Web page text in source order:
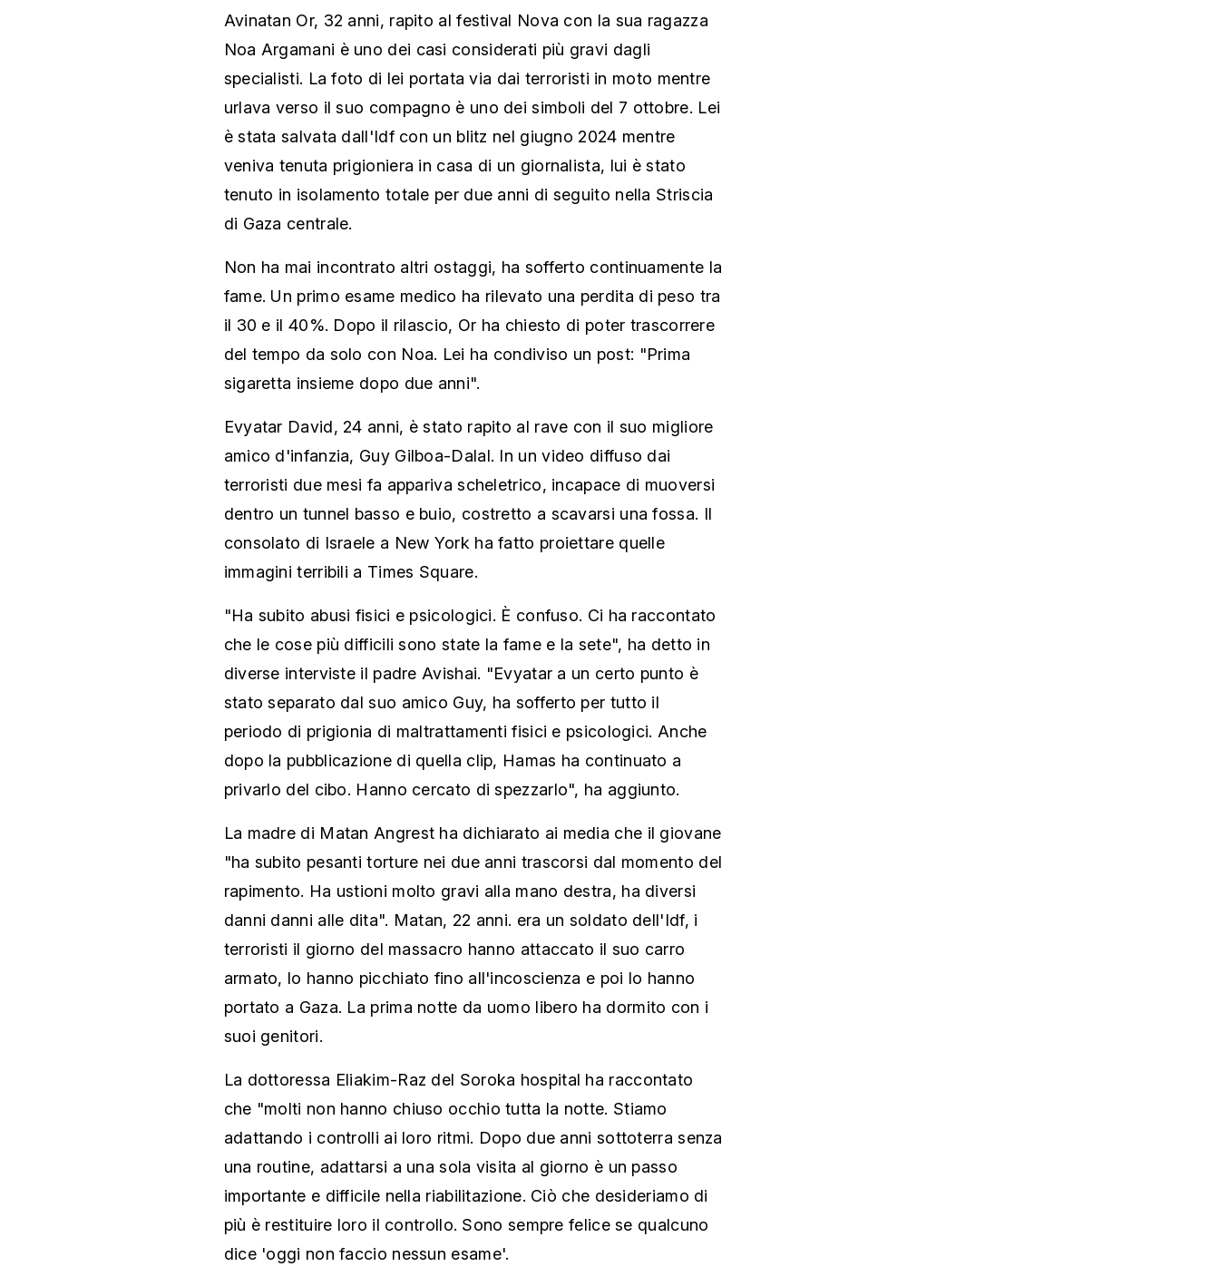
Avinatan Or, 32 anni, rapito al festival Nova con la sua ragazza
Noa Argamani è uno dei casi considerati più gravi dagli
specialisti. La foto di lei portata via dai terroristi in moto mentre
urlava verso il suo compagno è uno dei simboli del 7 ottobre. Lei
è stata salvata dall'Idf con un blitz nel giugno 2024 mentre
veniva tenuta prigioniera in casa di un giornalista, lui è stato
tenuto in isolamento totale per due anni di seguito nella Striscia
di Gaza centrale.
Non ha mai incontrato altri ostaggi, ha sofferto continuamente la
fame. Un primo esame medico ha rilevato una perdita di peso tra
il 30 e il 40%. Dopo il rilascio, Or ha chiesto di poter trascorrere
del tempo da solo con Noa. Lei ha condiviso un post: "Prima
sigaretta insieme dopo due anni".
Evyatar David, 24 anni, è stato rapito al rave con il suo migliore
amico d'infanzia, Guy Gilboa-Dalal. In un video diffuso dai
terroristi due mesi fa appariva scheletrico, incapace di muoversi
dentro un tunnel basso e buio, costretto a scavarsi una fossa. Il
consolato di Israele a New York ha fatto proiettare quelle
immagini terribili a Times Square.
"Ha subito abusi fisici e psicologici. È confuso. Ci ha raccontato
che le cose più difficili sono state la fame e la sete", ha detto in
diverse interviste il padre Avishai. "Evyatar a un certo punto è
stato separato dal suo amico Guy, ha sofferto per tutto il
periodo di prigionia di maltrattamenti fisici e psicologici. Anche
dopo la pubblicazione di quella clip, Hamas ha continuato a
privarlo del cibo. Hanno cercato di spezzarlo", ha aggiunto.
La madre di Matan Angrest ha dichiarato ai media che il giovane
"ha subito pesanti torture nei due anni trascorsi dal momento del
rapimento. Ha ustioni molto gravi alla mano destra, ha diversi
danni danni alle dita". Matan, 22 anni. era un soldato dell'Idf, i
terroristi il giorno del massacro hanno attaccato il suo carro
armato, lo hanno picchiato fino all'incoscienza e poi lo hanno
portato a Gaza. La prima notte da uomo libero ha dormito con i
suoi genitori.
La dottoressa Eliakim-Raz del Soroka hospital ha raccontato
che "molti non hanno chiuso occhio tutta la notte. Stiamo
adattando i controlli ai loro ritmi. Dopo due anni sottoterra senza
una routine, adattarsi a una sola visita al giorno è un passo
importante e difficile nella riabilitazione. Ciò che desideriamo di
più è restituire loro il controllo. Sono sempre felice se qualcuno
dice 'oggi non faccio nessun esame'.